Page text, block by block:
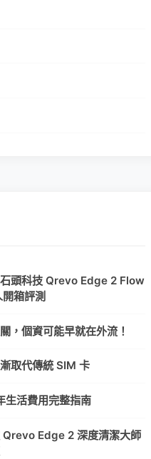
頭科技 Qrevo Edge 2 Flow
箱評測
，個資可能早就在外流！
取代傳統 SIM 卡
生活費用完整指南
Qrevo Edge 2 深度清潔大師